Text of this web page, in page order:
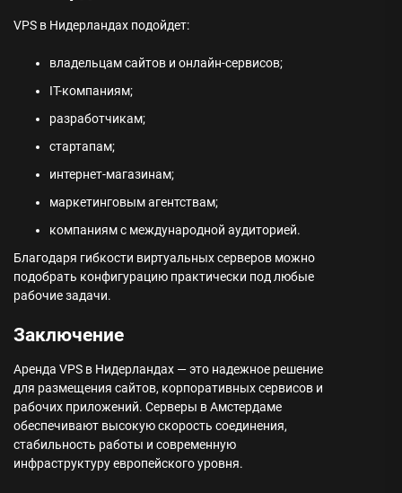
VPS в Нидерландах подойдет:
владельцам сайтов и онлайн-сервисов;
IT-компаниям;
разработчикам;
стартапам;
интернет-магазинам;
маркетинговым агентствам;
компаниям с международной аудиторией.
Благодаря гибкости виртуальных серверов можно
подобрать конфигурацию практически под любые
рабочие задачи.
Заключение
Аренда VPS в Нидерландах — это надежное решение
для размещения сайтов, корпоративных сервисов и
рабочих приложений. Серверы в Амстердаме
обеспечивают высокую скорость соединения,
стабильность работы и современную
инфраструктуру европейского уровня.